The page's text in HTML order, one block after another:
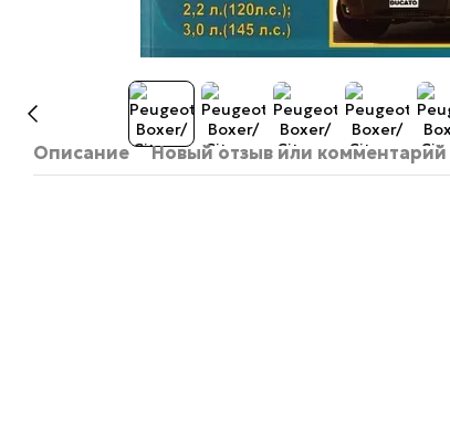
Описание Новый отзыв или комментарий